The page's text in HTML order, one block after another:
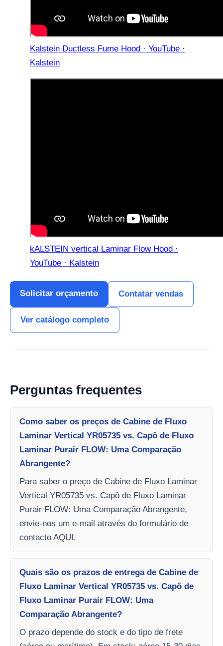
Kalstein Ductless Fume Hood · YouTube ·
Kalstein
kALSTEIN vertical Laminar Flow Hood ·
YouTube · Kalstein
Solicitar orçamento Contatar vendas
Ver catálogo completo
Perguntas frequentes
Como saber os preços de Cabine de Fluxo
Laminar Vertical YR05735 vs. Capô de Fluxo
Laminar Purair FLOW: Uma Comparação
Abrangente?
Para saber o preço de Cabine de Fluxo Laminar
Vertical YR05735 vs. Capô de Fluxo Laminar
Purair FLOW: Uma Comparação Abrangente,
envie-nos um e-mail através do formulário de
contacto AQUI.
Quais são os prazos de entrega de Cabine de
Fluxo Laminar Vertical YR05735 vs. Capô de
Fluxo Laminar Purair FLOW: Uma
Comparação Abrangente?
O prazo depende do stock e do tipo de frete